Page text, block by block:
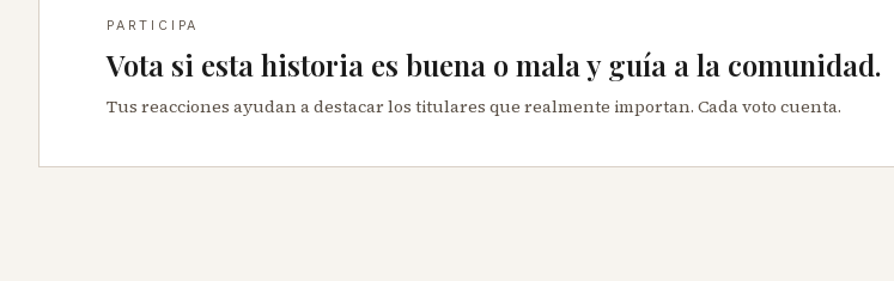
PARTICIPA
Vota si esta historia es buena o mala y guía a la comunidad.
Tus reacciones ayudan a destacar los titulares que realmente importan. Cada voto cuenta.